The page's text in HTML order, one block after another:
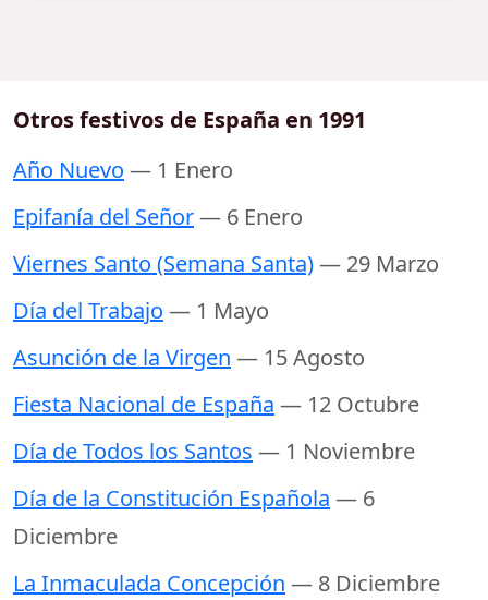
Otros festivos de España en 1991
Año Nuevo — 1 Enero
Epifanía del Señor— 6 Enero
Viernes Santo (Semana Santa)— 29 Marzo
Día del Trabajo — 1 Mayo
Asunción de la Virgen — 15 Agosto
Fiesta Nacional de España — 12 Octubre
Día de Todos los Santos — 1 Noviembre
Día de la Constitución Española — 6
Diciembre
La Inmaculada Concepción — 8 Diciembre